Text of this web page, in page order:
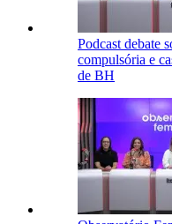
Podcast debate
compulsória e
de BH